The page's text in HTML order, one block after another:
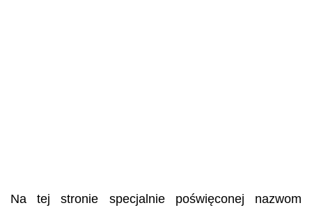
Na tej stronie specjalnie poświęconej nazwom